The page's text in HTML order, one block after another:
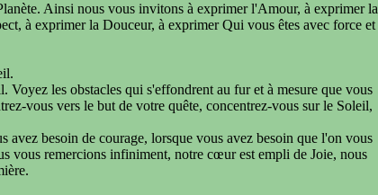
Ainsi nous vous invitons à exprimer l'Amour, à exprimer la
à exprimer la Douceur, à exprimer Qui vous êtes avec force et
Voyez les obstacles qui s'effondrent au fur et à mesure que vous
vous vers le but de votre quête, concentrez-vous sur le Soleil,
besoin de courage, lorsque vous avez besoin que l'on vous
vous remercions infiniment, notre cœur est empli de Joie, nous